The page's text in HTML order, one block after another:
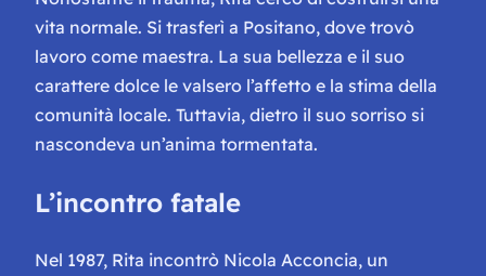
vita normale. Si trasferì a Positano, dove trovò
lavoro come maestra. La sua bellezza e il suo
carattere dolce le valsero l’affetto e la stima della
comunità locale. Tuttavia, dietro il suo sorriso si
nascondeva un’anima tormentata.
L’incontro fatale
Nel 1987, Rita incontrò Nicola Acconcia, un